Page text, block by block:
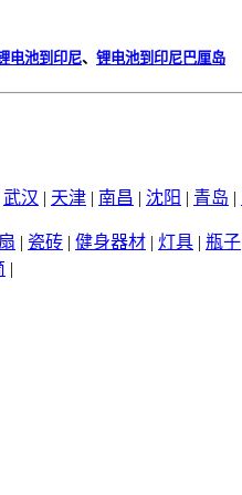
电池到印尼、 锂电池到印尼巴厘岛
武汉 | 天津 | 南昌 | 沈阳 | 青岛 |
| 瓷砖 | 健身器材 | 灯具 | 瓶子
|